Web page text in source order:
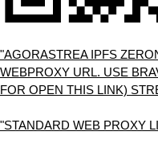
"AGORASTREA IPFS
WEBPROXY URL. USE
FOR OPEN THIS LINK)
"STANDARD WEB PROXY